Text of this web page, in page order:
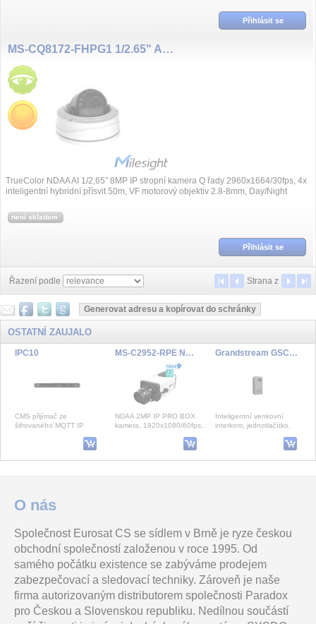
Přihlásit se
MS-CQ8172-FHPG1 1/2.65" AI NDAA 8MP/30fps 2.7~13.5mm
TrueColor NDAA AI 1/2,65” 8MP IP stropní kamera Q řady 2960x1664/30fps, 4x
inteligentní hybridní přísvit 50m, VF motorový objektiv 2.8-8mm, Day/Night
není skladem
Přihlásit se
Řazení podle Strana z
OSTATNÍ ZAUJALO
IPC10
CMS přijímač ze
šifrovaného MQTT IP
MS-C2952-RPE NDAA 2MP/60fps BOX kamera
NDAA 2MP IP PRO BOX
kamera, 1920x1080/60fps,
Grandstream GSC3565 dveřnívideo interkom, IP66, IK10, 10W repro
Inteligentní venkovní
interkom, jednotlačítko,
PARADOX PROMO -
cestovní hrnek.
197.00 Kč
vč. DPH 238.37 Kč
Kryt ústředny 250 x 290 x
80 mm, bez zdroje,
"TAMPER, provedené
pospojová
Vyhodnocovací jednotka -
teplotní požární lineární
kabelu 1.5
AR440 přístupová jednotka VTO2000A-RC3 iCLASS SE R15
O nás
Společnost Eurosat CS se sídlem v Brně je ryze českou
obchodní společností založenou v roce 1995. Od
samého počátku existence se zabýváme prodejem
zabezpečovací a sledovací techniky. Zároveň je naše
firma autorizovaným distributorem společnosti Paradox
pro Českou a Slovenskou republiku. Nedílnou součástí